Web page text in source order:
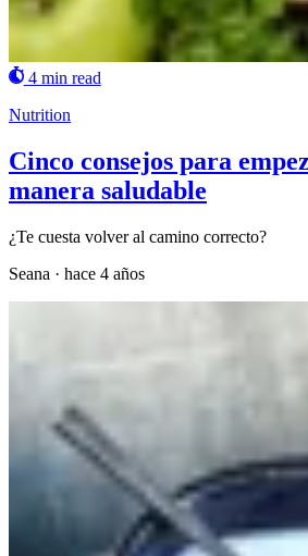
4 min read
Nutrition
Cinco consejos para
manera saludable
¿Te cuesta volver al camino correcto?
Seana · hace 4 años